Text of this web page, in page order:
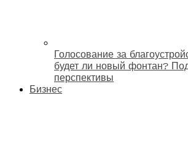
Голосование за
будет ли новый фонтан?
перспективы
Бизнес